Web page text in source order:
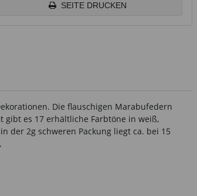
SEITE DRUCKEN
Die flauschigen Marabufedern
gibt es 17 erhältliche Farbtöne in weiß,
der 2g schweren Packung liegt ca. bei 15